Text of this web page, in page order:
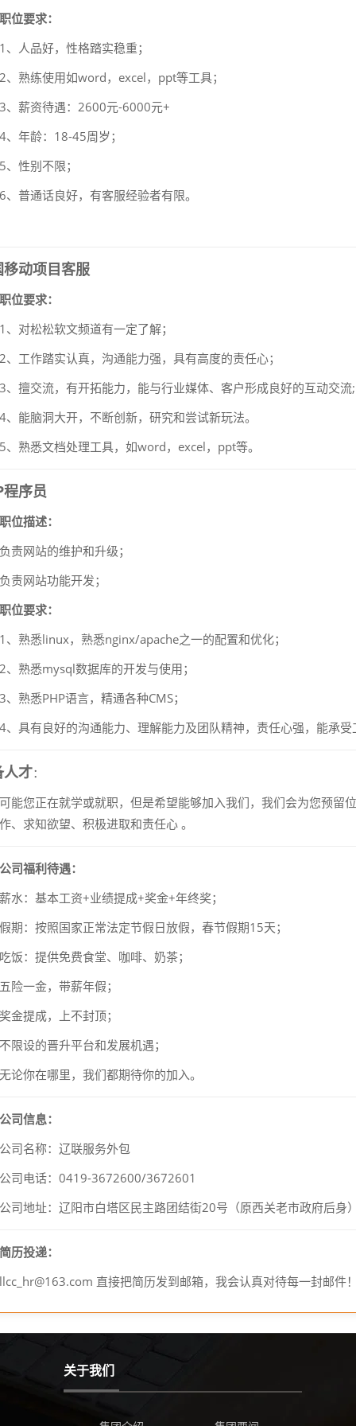
职位要求：
1、人品好，性格踏实稳重；
2、熟练使用如word，excel，ppt等工具；
3、 薪资待遇：2600元-6000元+
4、年龄：18-45周岁；
5、性别不限；
6、普通话良好，有客服经验者有限。
移动项目客服
职位要求：
1、对松松软文频道有一定了解；
2、工作踏实认真，沟通能力强，具有高度的责任心；
3、擅交流，有开拓能力，能与行业媒体、客户形成良好的互动交流;
4、能脑洞大开，不断创新，研究和尝试新玩法。
5、熟悉文档处理工具，如word，excel，ppt等。
程序员
职位描述：
负责网站的维护和升级；
负责网站功能开发；
职位要求：
1、熟悉linux，熟悉nginx/apache之一的配置和优化；
2、熟悉mysql数据库的开发与使用；
3、熟悉PHP语言，精通各种CMS；
4、具有良好的沟通能力、理解能力及团队精神，责任心强，能承受
人才：
可能您正在就学或就职，但是希望能够加入我们，我们会为您预留
、求知欲望、积极进取和责任心 。
公司福利待遇：
薪水：基本工资+业绩提成+奖金+年终奖；
假期：按照国家正常法定节假日放假，春节假期15天；
吃饭： 提供免费食堂、咖啡、奶茶；
五险一金，带薪年假；
奖金提成，上不封顶；
不限设的晋升平台和发展机遇；
无论你在哪里，我们都期待你的加入。
公司信息：
公司名称：辽联服务外包
公司电话：0419-3672600/3672601
公司地址：辽阳市白塔区民主路团结街20号（原西关老市政府后身
简历投递：
llcc_hr@163.com 直接把简历发到邮箱，我会认真对待每一封邮件
关于我们